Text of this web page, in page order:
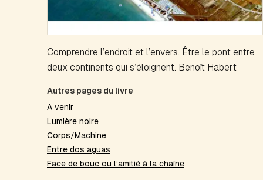
Comprendre l’endroit et l’envers. Être le pont entre
deux continents qui s’éloignent. Benoît Habert
Autres pages du livre
A venir
Lumière noire
Corps/Machine
Entre dos aguas
Face de bouc ou l’amitié à la chaîne